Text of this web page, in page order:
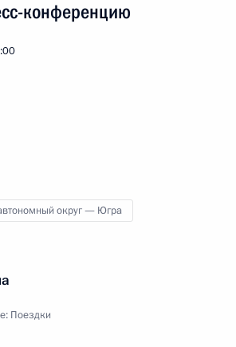
конференцию
округ — Югра
Поездки